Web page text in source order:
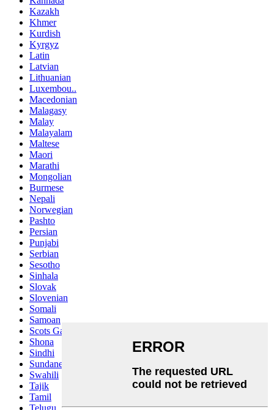
Kazakh
Khmer
Kurdish
Kyrgyz
Latin
Latvian
Lithuanian
Luxembou..
Macedonian
Malagasy
Malay
Malayalam
Maltese
Maori
Marathi
Mongolian
Burmese
Nepali
Norwegian
Pashto
Persian
Punjabi
Serbian
Sesotho
Sinhala
Slovak
Slovenian
Somali
Samoan
Scots Gaelic
Shona
Sindhi
Sundanese
Swahili
Tajik
Tamil
Telugu